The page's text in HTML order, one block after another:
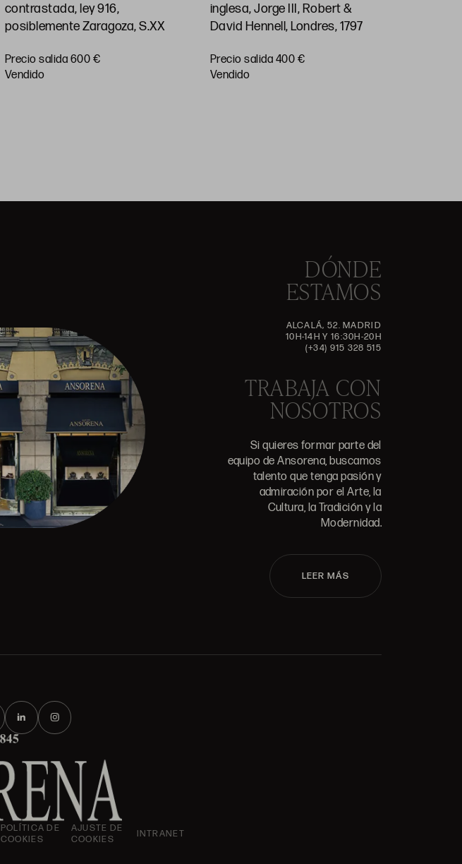
contrastada, ley 916,
posiblemente Zaragoza, S.XX
Precio salida 600 €
vendido
inglesa, Jorge III, Robert &
David Hennell, Londres, 1797
Precio salida 400 €
vendido
DÓNDE
ESTAMOS
ALCALÁ, 52. MADRID
10H-14H Y 16:30H-20H
(+34) 915 328 515
TRABAJA CON
NOSOTROS
Si quieres formar parte del
equipo de Ansorena, buscamos
talento que tenga pasión y
admiración por el Arte, la
Cultura, la Tradición y la
Modernidad.
LEER MÁS
POLÍTICA DE
COOKIES
AJUSTE DE
COOKIES
INTRANET